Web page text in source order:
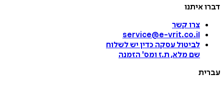
דברו איתנו
צרו קשר
service@e-vrit.co.il
לביטול עסקה כדין יש לשלוח
שם מלא, ת.ז ומס' הזמנה
עברית